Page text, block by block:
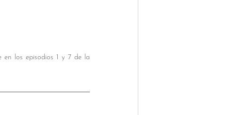
los episodios 1 y 7 de la